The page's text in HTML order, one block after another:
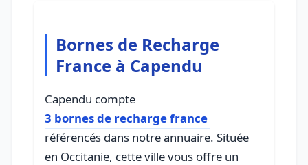
Bornes de Recharge
France à Capendu
Capendu compte
3 bornes de recharge france
référencés dans notre annuaire. Située
en Occitanie, cette ville vous offre un